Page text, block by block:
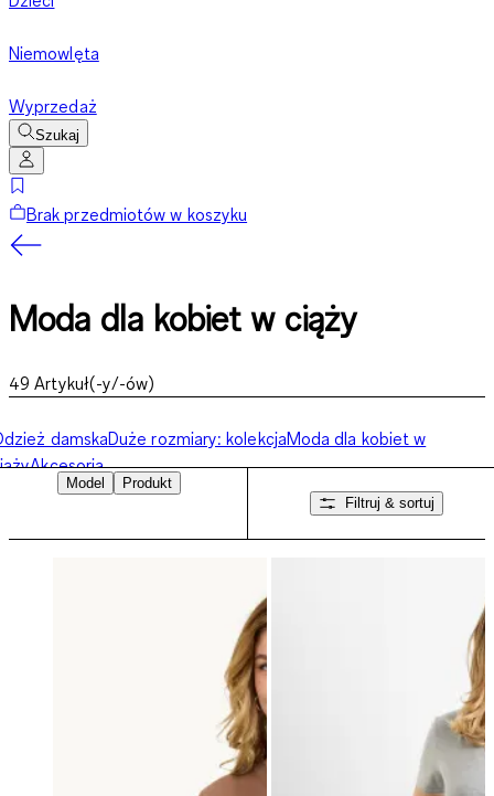
Niemowlęta
Wyprzedaż
Szukaj
Brak przedmiotów w koszyku
Moda dla kobiet w ciąży
49 Artykuł(-y/-ów)
damskaDuże rozmiary: kolekcjaModa dla kobiet w
Akcesoria
Model
Produkt
Filtruj & sortuj